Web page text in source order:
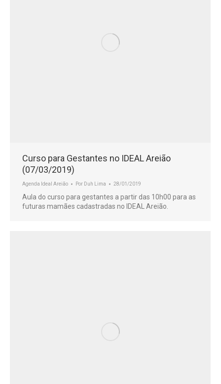
Curso para Gestantes no IDEAL Areião
(07/03/2019)
Agenda Ideal Areião Por Duh Lima 28/01/2019
Aula do curso para gestantes a partir das 10h00 para as
futuras mamães cadastradas no IDEAL Areião.